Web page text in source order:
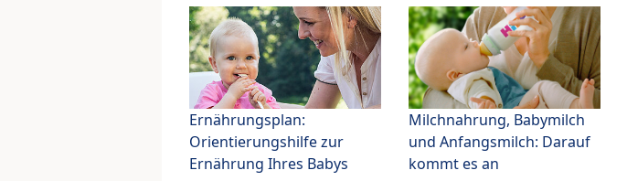
Ernährungsplan:
Orientierungshilfe zur
Ernährung Ihres Babys
Milchnahrung, Babymilch
und Anfangsmilch: Darauf
kommt es an